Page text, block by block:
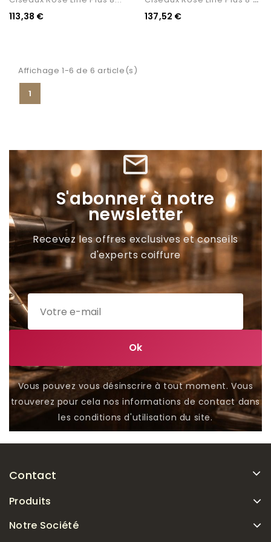
113,38 € 137,52 €
Affichage 1-6 de 6 article(s)
1
mail_outline
S'abonner à notre
newsletter
Recevez les offres exclusives et conseils
d'experts coiffure
Vous pouvez vous désinscrire à tout moment. Vous
trouverez pour cela nos informations de contact dans
les conditions d'utilisation du site.
Contact
Produits
Notre Société